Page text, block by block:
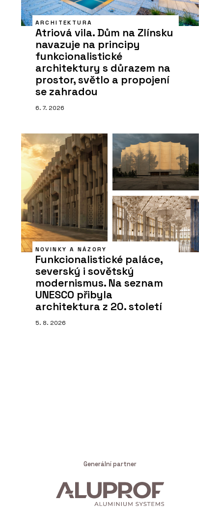
ARCHITEKTURA
Atriová vila. Dům na Zlínsku
navazuje na principy
funkcionalistické
architektury s důrazem na
prostor, světlo a propojení
se zahradou
6. 7. 2026
NOVINKY A NÁZORY
Funkcionalistické paláce,
severský i sovětský
modernismus. Na seznam
UNESCO přibyla
architektura z 20. století
5. 8. 2026
Generální partner